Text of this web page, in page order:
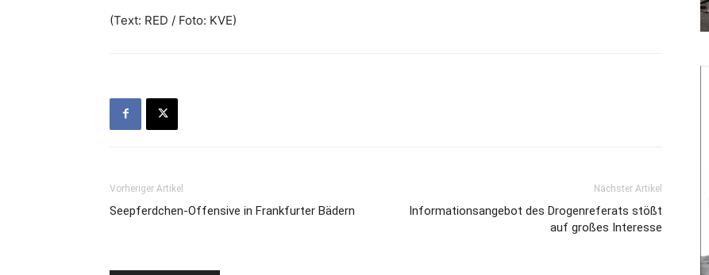
(Text: RED / Foto: KVE)
Vorheriger Artikel
Seepferdchen-Offensive in Frankfurter Bädern
Nächster Artikel
Informationsangebot des Drogenreferats stößt
auf großes Interesse